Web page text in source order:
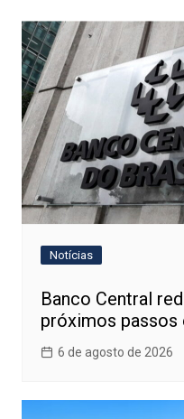
Post
Notícias
Banco Central
próximos passos
6 de agosto de 2026